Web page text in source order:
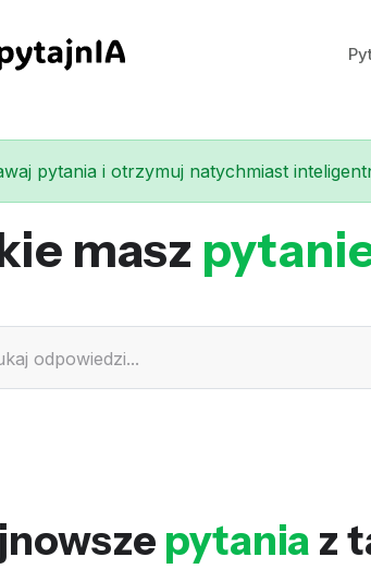
pytania i otrzymuj natychmiast
masz
pytania z